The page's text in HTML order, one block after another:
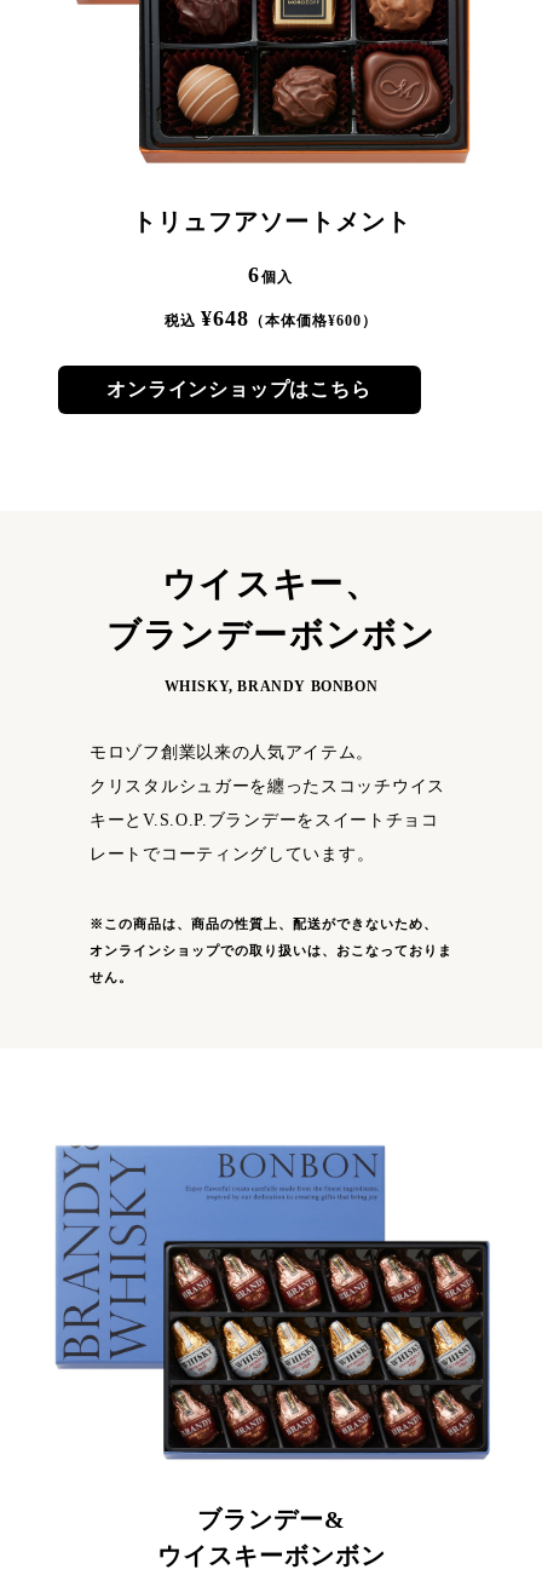
トリュフアソートメント
6個入
税込 ¥648 （本体価格¥600 ）
オンラインショップはこちら
ウイスキー、
ブランデーボンボン
WHISKY, BRANDY BONBON
モロゾフ創業以来の人気アイテム。
クリスタルシュガーを纏ったスコッチウイス
キーとV.S.O.P.ブランデーをスイートチョコ
レートで コーティングしています。
※この商品は、商品の性質上、配送ができないため、
オンラインショップでの取り扱いは、おこなっておりま
せん。
ブランデー&
ウイスキーボンボン